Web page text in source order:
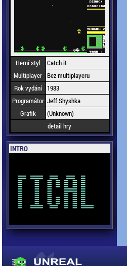
Herní styl
Catch it
Multiplayer Bez multiplayeru
Rok vydání
1983
Programátor Jeff Shyshka
Grafik
(Unknown)
detail hry
INTRO